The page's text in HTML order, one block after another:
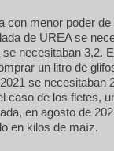
con menor poder
de UREA se
necesitaban 3,2.
un litro de
se necesitaban
caso de los fletes,
en agosto de
en kilos de maíz.